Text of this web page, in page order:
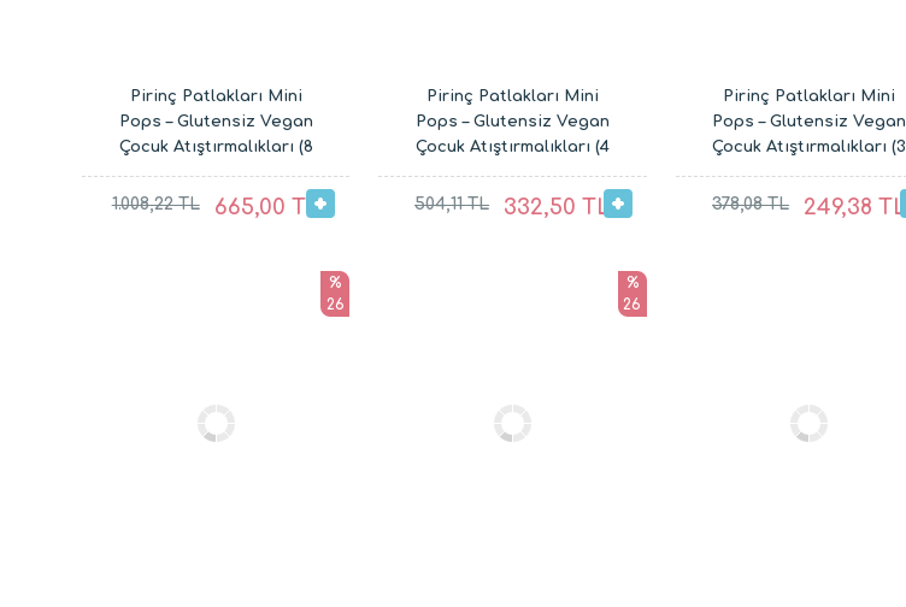
Pirinç Patlakları Mini
Pops – Glutensiz Vegan
Çocuk Atıştırmalıkları (8
1.008,22 TL 665,00 TL
Pirinç Patlakları Mini
Pops – Glutensiz Vegan
Çocuk Atıştırmalıkları (4
504,11 TL 332,50 TL
Pirinç Patlakları Mini
Pops – Glutensiz Vegan
Çocuk Atıştırmalıkları (3
378,08 TL 249,38 TL
%
26
%
26